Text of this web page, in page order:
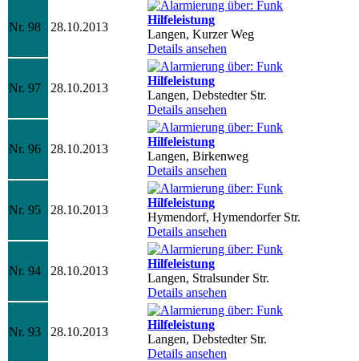
Nr. 98 28.10.2013
Hilfeleistung
Langen, Kurzer Weg
Details ansehen
Nr. 97 28.10.2013
Hilfeleistung
Langen, Debstedter Str.
Details ansehen
Nr. 96 28.10.2013
Hilfeleistung
Langen, Birkenweg
Details ansehen
Nr. 95 28.10.2013
Hilfeleistung
Hymendorf, Hymendorfer Str.
Details ansehen
Nr. 94 28.10.2013
Hilfeleistung
Langen, Stralsunder Str.
Details ansehen
Nr. 93 28.10.2013
Hilfeleistung
Langen, Debstedter Str.
Details ansehen